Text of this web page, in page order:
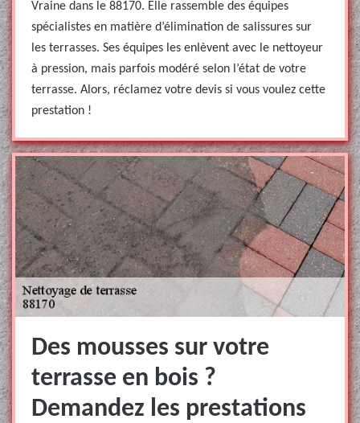
Vraine dans le 88170. Elle rassemble des équipes
spécialistes en matière d’élimination de salissures sur
les terrasses. Ses équipes les enlèvent avec le nettoyeur
à pression, mais parfois modéré selon l’état de votre
terrasse. Alors, réclamez votre devis si vous voulez cette
prestation !
Des mousses sur votre
terrasse en bois ?
Demandez les prestations